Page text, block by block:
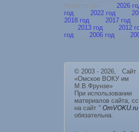
Новости за -2026
год
2022 год
2018 год
2017 год
2013 год
2012
год
2006 год
© 2003 - 2026, Сайт
«Омское ВОКУ им
М.В.Фрунзе»
При использовании
материалов сайта,
на сайт " OmVOKU.ru
обязательна.